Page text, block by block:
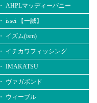
・ AHPLマッディーバニー
・ issei 【一誠】
・ イズム(ism)
・ イチカワフィッシング
・ IMAKATSU
・ ヴァガボンド
・ ウィーブル